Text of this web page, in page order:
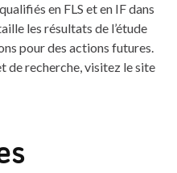
en FLS et en IF dans
les résultats de l’étude
pour des actions futures.
de recherche, visitez le site